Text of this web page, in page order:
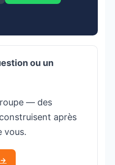
ou un
— des
après
vous.
→